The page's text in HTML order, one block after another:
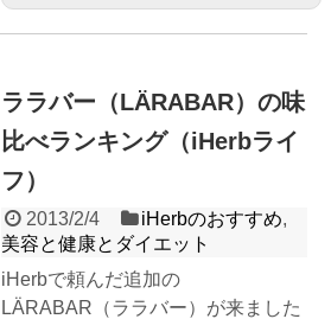
ララバー（LÄRABAR）の味
比べランキング（iHerbライ
フ）
2013/2/4 iHerbのおすすめ,
美容と健康とダイエット
iHerbで頼んだ追加の
LÄRABAR（ララバー）が来ました